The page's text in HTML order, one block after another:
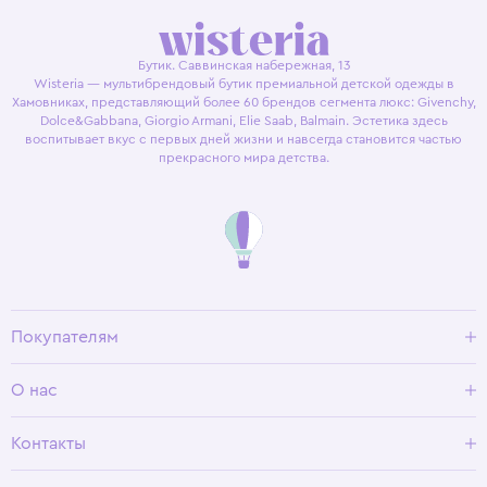
Бутик. Саввинская набережная, 13
Wisteria — мультибрендовый бутик премиальной детской одежды в
Хамовниках, представляющий более 60 брендов сегмента люкс: Givenchy,
Dolce&Gabbana, Giorgio Armani, Elie Saab, Balmain. Эстетика здесь
воспитывает вкус с первых дней жизни и навсегда становится частью
прекрасного мира детства.
Покупателям
Условия возврата
О нас
Программа лояльности
Контакты